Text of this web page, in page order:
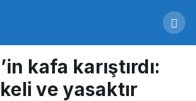
kafa karıştırdı:
ve yasaktır